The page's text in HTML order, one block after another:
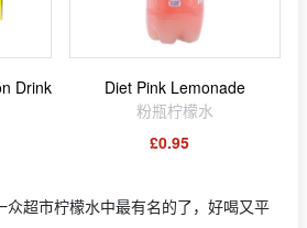
Drink
Diet Pink Lemonade
粉瓶柠檬水
£0.95
超市柠檬水中最有名的了，好喝又平